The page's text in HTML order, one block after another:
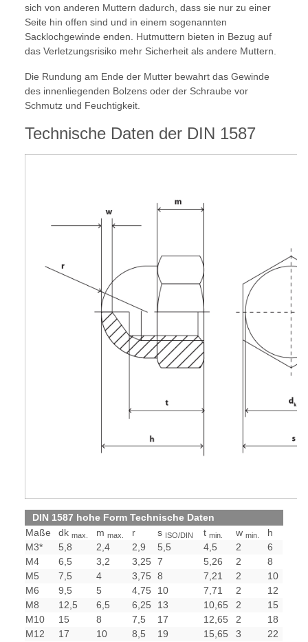
sich von anderen Muttern dadurch, dass sie nur zu einer
Seite hin offen sind und in einem sogenannten
Sacklochgewinde enden. Hutmuttern bieten in Bezug auf
das Verletzungsrisiko mehr Sicherheit als andere Muttern.
Die Rundung am Ende der Mutter bewahrt das Gewinde
des innenliegenden Bolzens oder der Schraube vor
Schmutz und Feuchtigkeit.
Technische Daten der DIN 1587
DIN 1587 hohe Form Technische Daten
Maße
dk max. m max. r s ISO/DIN t min. w min.
h
M3*
5,8 2,4 2,9 5,5 4,5 2
6
M4
6,5 3,2 3,25 7 5,26 2
8
M5
7,5 4 3,75 8 7,21 2
10
M6
9,5 5 4,75 10 7,71 2
12
M8
12,5 6,5 6,25 13 10,65 2
15
M10
15 8 7,5 17 12,65 2
18
M12
17 10 8,5 19 15,65 3
22